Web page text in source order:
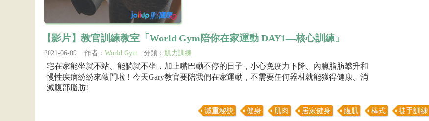
【影片】教官訓練教室「World Gym陪你在家運動 DAY1—核心訓練」
2021-06-09 作者： World Gym 分類： 肌力訓練
宅在家能坐就不站、能躺就不坐，加上嘴巴動不停的日子，小心免疫力下降、內臟脂肪攀升和
慢性疾病紛紛來敲門啦！今天Gary教官要陪我們在家運動，不需要任何器材就能獲得健康、消
滅腹部脂肪!
減重秘訣 健身 肌肉 居家健身 腹肌 棒式 徒手訓練